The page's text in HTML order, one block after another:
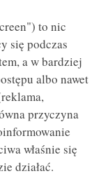
to nic
się podczas
a w bardziej
albo nawet
przyczyna
właśnie się
działać.